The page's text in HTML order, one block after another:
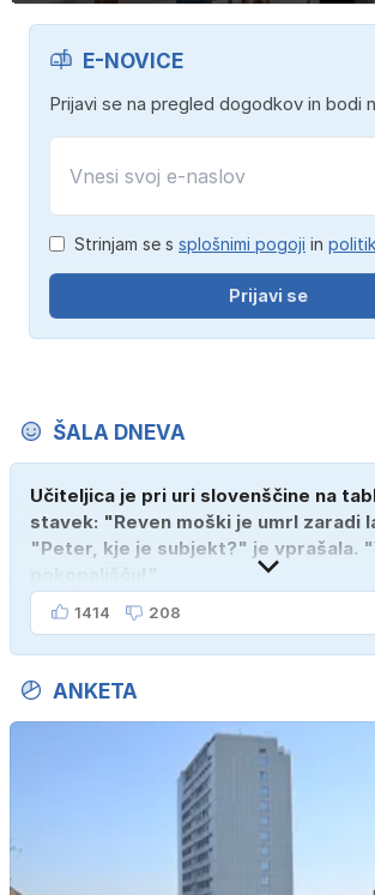
E-NOVICE
Prijavi se na pregled dogodkov in bodi
Strinjam se s splošnimi pogoji in
Prijavi se
ŠALA DNEVA
Učiteljica je pri uri slovenščine na
stavek: "Reven moški je umrl zaradi
"Peter, kje je subjekt?" je vprašala.
1414 208
ANKETA